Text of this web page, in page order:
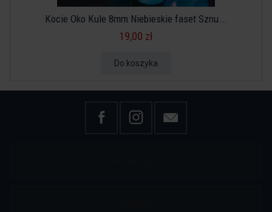
Kocie Oko Kule 8mm Niebieskie faset Sznu...
19,00 zł
Do koszyka